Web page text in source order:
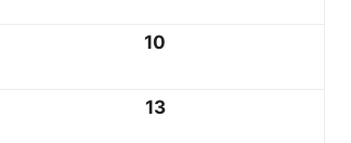
10
13